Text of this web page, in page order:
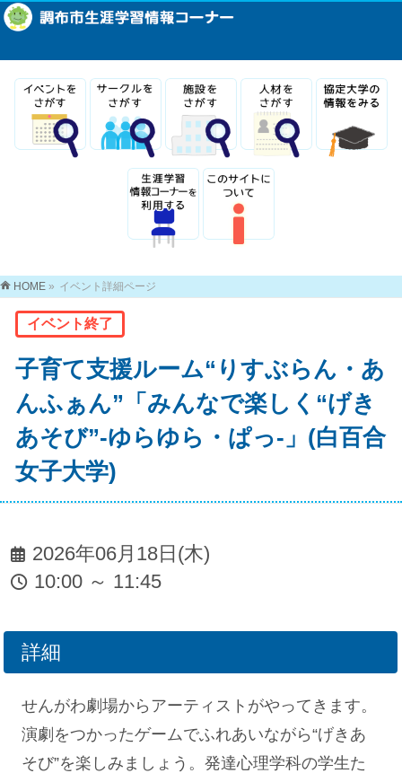
HOME » イベント詳細ページ
イベント終了
子育て支援ルーム“りすぶらん・あ
んふぁん”「みんなで楽しく“げき
あそび”-ゆらゆら・ぱっ-」(白百合
女子大学)
2026年06月18日(木)
10:00 ～ 11:45
詳細
せんがわ劇場からアーティストがやってきます。
演劇をつかったゲームでふれあいながら“げきあ
そび”を楽しみましょう。発達心理学科の学生た